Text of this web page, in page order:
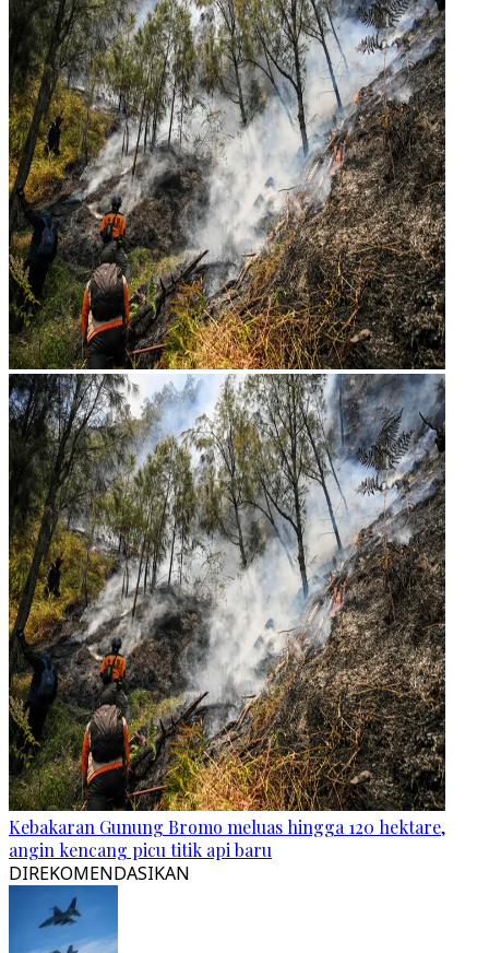
Kebakaran Gunung Bromo meluas hingga 120 hektare,
angin kencang picu titik api baru
DIREKOMENDASIKAN